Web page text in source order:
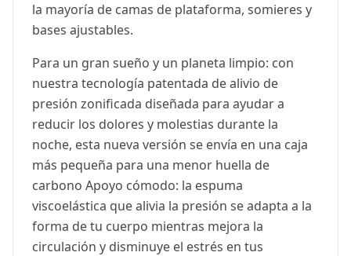
la mayoría de camas de plataforma, somieres y
bases ajustables.
Para un gran sueño y un planeta limpio: con
nuestra tecnología patentada de alivio de
presión zonificada diseñada para ayudar a
reducir los dolores y molestias durante la
noche, esta nueva versión se envía en una caja
más pequeña para una menor huella de
carbono Apoyo cómodo: la espuma
viscoelástica que alivia la presión se adapta a la
forma de tu cuerpo mientras mejora la
circulación y disminuye el estrés en tus